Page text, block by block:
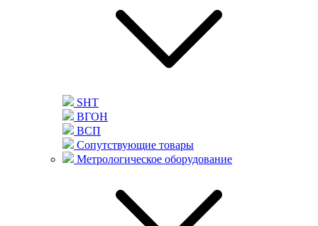
SHT
ВГОН
ВСП
Сопутствующие товары
Метрологическое оборудование